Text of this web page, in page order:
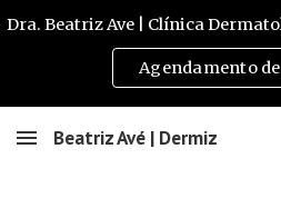
Agendamento
Beatriz Avé | Dermiz